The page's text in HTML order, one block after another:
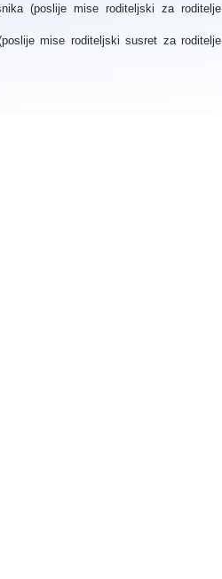
(poslije mise roditeljski za roditelje
mise roditeljski susret za roditelje